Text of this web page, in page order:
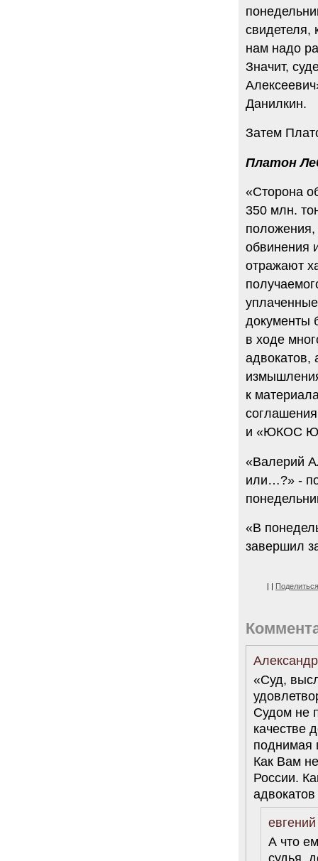
свидетеля,
нам надо
Значит,
Данилкин.
Затем
Платон
«Сторона
350 млн.
обвинения
отражают
документы
в ходе
адвокатов,
к
и «ЮКОС
«Валерий
или…?» -
«В
завершил
Поделиться
«Суд,
Судом не
качестве
поднимая
Как Вам
России.
А что